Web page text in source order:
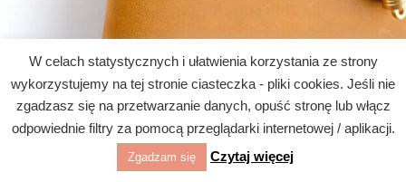
W celach statystycznych i ułatwienia korzystania ze strony
wykorzystujemy na tej stronie ciasteczka - pliki cookies. Jeśli nie
zgadzasz się na przetwarzanie danych, opuść stronę lub włącz
odpowiednie filtry za pomocą przeglądarki internetowej / aplikacji.
Zgadzam się Czytaj więcej